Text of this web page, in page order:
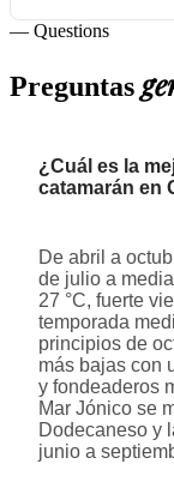
— Questions
Preguntas
¿Cuál es la
catamarán en
De abril a
de julio a
27 °C, fuerte
temporada
principios de
más bajas con
y fondeaderos
Mar Jónico se
Dodecaneso y
junio a